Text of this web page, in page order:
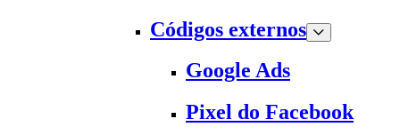
Códigos externos
Google Ads
Pixel do Facebook